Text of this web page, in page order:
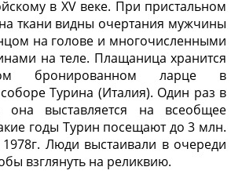
в XV веке. При пристальном
ткани видны очертания мужчины
на голове и многочисленными
на теле. Плащаница хранится
бронированном ларце в
Турина (Италия). Один раз в
она выставляется на всеобщее
годы Турин посещают до 3 млн.
Люди выстаивали в очереди
взглянуть на реликвию.